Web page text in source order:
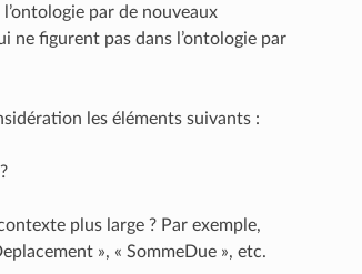
par de nouveaux
ne figurent pas dans l’ontologie par
les éléments suivants :
plus large ? Par exemple,
», « SommeDue », etc.